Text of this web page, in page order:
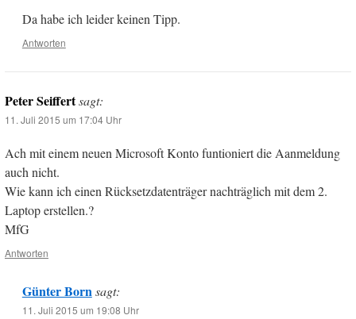
Da habe ich leider keinen Tipp.
Antworten
Peter Seiffertsagt:
11. Juli 2015 um 17:04 Uhr
Ach mit einem neuen Microsoft Konto funtioniert die Aanmeldung
auch nicht.
Wie kann ich einen Rücksetzdatenträger nachträglich mit dem 2.
Laptop erstellen.?
MfG
Antworten
Günter Born sagt:
11. Juli 2015 um 19:08 Uhr